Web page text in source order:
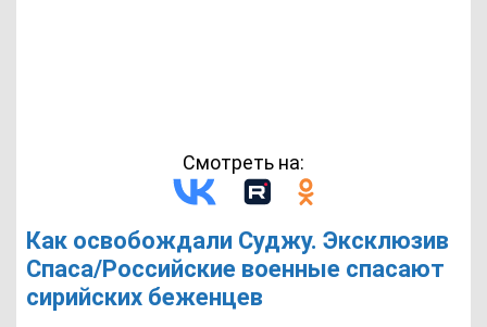
Смотреть на:
Как освобождали Суджу. Эксклюзив
Спаса/Российские военные спасают
сирийских беженцев